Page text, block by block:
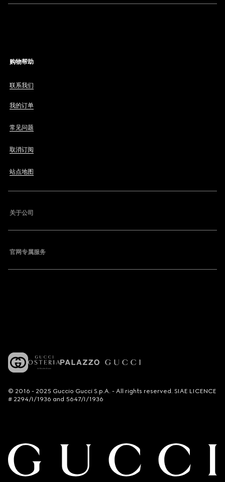
购物帮助
联系我们
我的订单
常见问题
取消订阅
站点地图
关于公司
官网专属服务
© 2016 - 2025 Guccio Gucci S.p.A. - All rights reserved. SIAE LICENCE
# 2294/I/1936 and 5647/I/1936